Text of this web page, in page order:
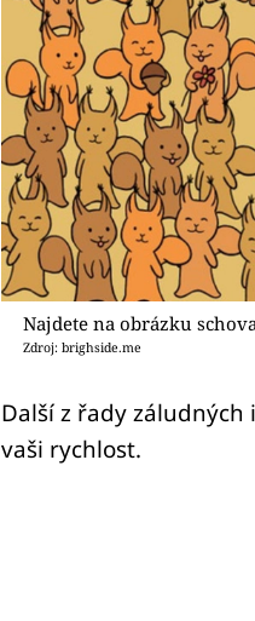
Najdete na obrázku
Zdroj: brighside.me
Další z řady
vaši rychlost.